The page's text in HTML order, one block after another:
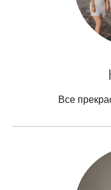
Все